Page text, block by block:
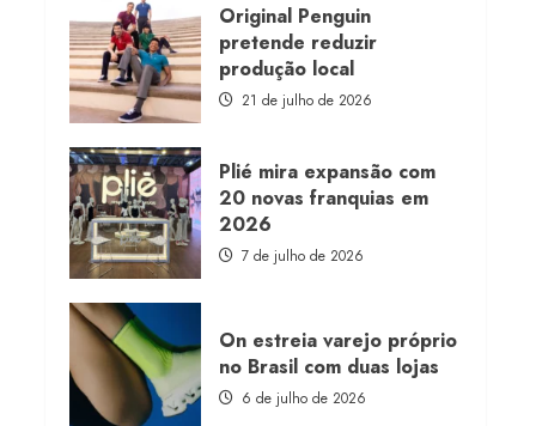
Original Penguin
pretende reduzir
produção local
21 de julho de 2026
Plié mira expansão com
20 novas franquias em
2026
7 de julho de 2026
On estreia varejo próprio
no Brasil com duas lojas
6 de julho de 2026